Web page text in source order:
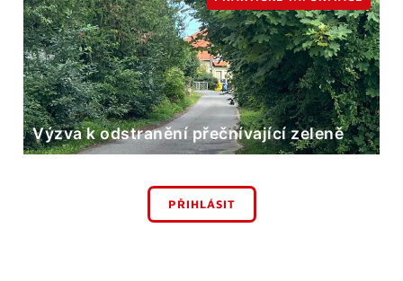
Výzva k odstranění přečnívající zeleně
PŘIHLÁSIT